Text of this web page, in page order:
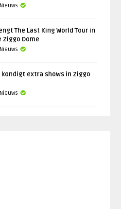
The Last King World Tour in
Ziggo Dome
kondigt extra shows in Ziggo